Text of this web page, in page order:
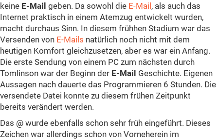
keine E-Mail geben. Da sowohl die E-Mail , als auch das
Internet praktisch in einem Atemzug entwickelt wurden,
macht durchaus Sinn. In diesem frühhen Stadium war das
Versenden von E-Mails natürlich noch nicht mit dem
heutigen Komfort gleichzusetzen, aber es war ein Anfang.
Die erste Sendung von einem PC zum nächsten durch
Tomlinson war der Beginn der E-Mail Geschichte. Eigenen
Aussagen nach dauerte das Programmieren 6 Stunden. Die
versendete Datei konnte zu diesem frühen Zeitpunkt
bereits verändert werden.
Das @ wurde ebenfalls schon sehr früh eingeführt. Dieses
Zeichen war allerdings schon von Vorneherein im